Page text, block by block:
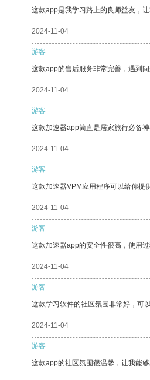
这款app是我学习路上的良师益友，
2024-11-04
游客
这款app的售后服务非常完善，遇到
2024-11-04
游客
这款加速器app简直是居家旅行必备
2024-11-04
游客
这款加速器VPM应用程序可以给你提
2024-11-04
游客
这款加速器app的安全性很高，使用
2024-11-04
游客
这款学习软件的社区氛围非常好，可
2024-11-04
游客
这款app的社区氛围很温馨，让我能够